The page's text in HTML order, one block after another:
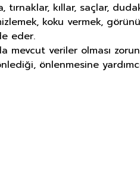
tırnaklar, kıllar, saçlar,
koku vermek,
eder.
mevcut veriler olması
önlenmesine